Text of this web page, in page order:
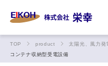
TOP product
太陽光、風力
コンテナ収納型受電設備